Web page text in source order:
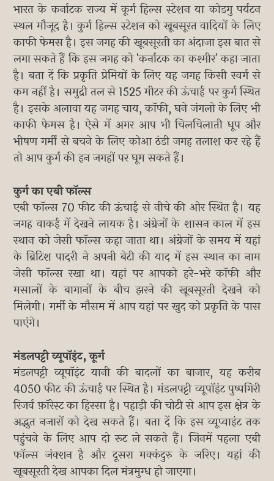
भारत के कर्नाटक राज्य में कूर्ग हिल्स स्टेशन या कोडगु पर्यटन
स्थल मौजूद है। कुर्ग हिल्स स्टेशन को खूबसूरत वादियों के लिए
काफी फेमस है। इस जगह की खूबसूरती का अंदाजा इस बात से
लगा सकते हैं कि इस जगह को 'कर्नाटक का कश्मीर' कहा जाता
है। बता दें कि प्रकृति प्रेमियों के लिए यह जगह किसी स्वर्ग से
कम नहीं है। समुद्री तल से 1525 मीटर की ऊंचाई पर कुर्ग स्थित
है। इसके अलावा यह जगह चाय, कॉफी, घने जंगलो के लिए भी
काफी फेमस है। ऐसे में अगर आप भी चिलचिलाती धूप और
भीषण गर्मी से बचने के लिए कोआ ठंडी जगह तलाश कर रहे हैं
तो आप कुर्ग की इन जगहों पर घूम सकते हैं।
कुर्ग का एबी फॉल्स
एबी फॉल्स 70 फीट की ऊंचाई से नीचे की ओर स्थित है। यह
जगह वाकई में देखने लायक है। अंग्रेजों के शासन काल में इस
स्थान को जेसी फॉल्स कहा जाता था। अंग्रेजों के समय में यहां
के ब्रिटिश पादरी ने अपनी बेटी की याद में इस स्थान का नाम
जेसी फॉल्स रखा था। यहां पर आपको हरे-भरे कॉफी और
मसालों के बागानों के बीच झरने की खूबसूरती देखने को
मिलेगी। गर्मी के मौसम में आप यहां पर खुद को प्रकृति के पास
पाएंगे।
मंडलपट्टी व्यूपॉइंट, कूर्ग
मंडलपट्टी व्यूपॉइंट यानी की बादलों का बाजार, यह करीब
4050 फीट की ऊंचाई पर स्थित है। मंडलपट्टी व्यूपॉइंट पुष्पगिरी
रिजर्व फ़ॉरेस्ट का हिस्सा है। पहाड़ी की चोटी से आप इस क्षेत्र के
अद्भुत नजारों को देख सकते हैं। बता दें कि इस व्यूप्वाइंट तक
पहुंचने के लिए आप दो रूट ले सकते हैं। जिनमें पहला एबी
फॉल्स जंक्शन है और दूसरा मक्कंदुरु के जरिए। यहां की
खूबसूरती देख आपका दिल मंत्रमुग्ध हो जाएगा।